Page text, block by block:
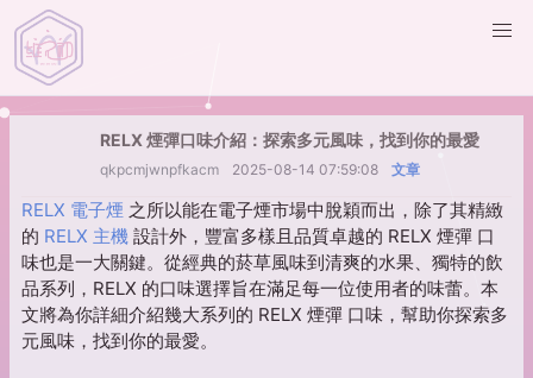
RELX 煙彈口味介紹：探索多元風味，找到你的最愛
qkpcmjwnpfkacm 2025-08-14 07:59:08 文章
RELX 電子煙 之所以能在電子煙市場中脫穎而出，除了其精緻
的 RELX 主機 設計外，豐富多樣且品質卓越的 RELX 煙彈 口
味也是一大關鍵。從經典的菸草風味到清爽的水果、獨特的飲
品系列，RELX 的口味選擇旨在滿足每一位使用者的味蕾。本
文將為你詳細介紹幾大系列的 RELX 煙彈 口味，幫助你探索多
元風味，找到你的最愛。